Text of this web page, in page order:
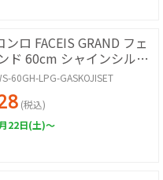
ロ FACEIS GRAND フェ
ド 60cm シャインシルバ
台数限定!!ラ・クックグ
!【標準工事費込み】
60GH-LPG-GASKOJISET
(税込)
22日(土)～